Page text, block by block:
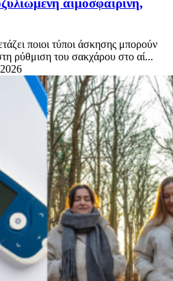
ποιοι τύποι άσκησης μπορούν
ρύθμιση του σακχάρου στο αί...